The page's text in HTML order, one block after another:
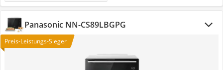
Panasonic NN-CS89LBGPG
Preis-Leistungs-Sieger